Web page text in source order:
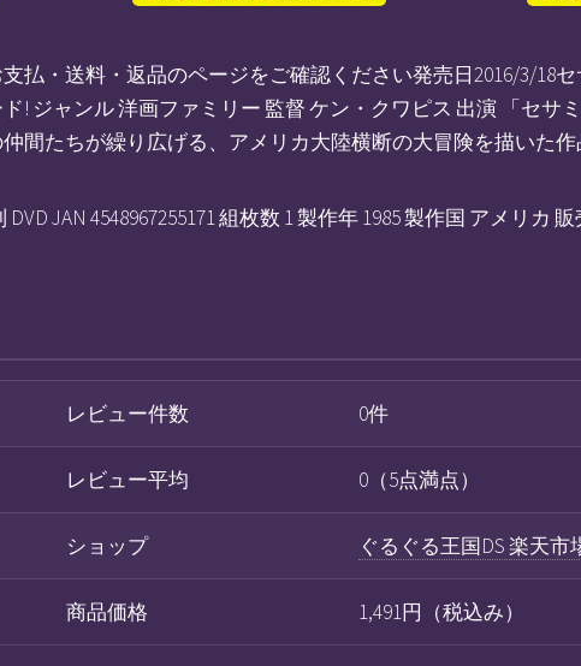
払・送料・返品のページをご確認ください発売日2016/3/18
! ジャンル 洋画ファミリー 監督 ケン・クワピス 出演 「セサ
間たちが繰り広げる、アメリカ大陸横断の大冒険を描いた
JAN 4548967255171 組枚数 1 製作年 1985 製作国 アメリカ
レビュー件数 0件
レビュー平均 0（5点満点）
ショップ ぐるぐる王国DS 楽天市
商品価格 1,491円（税込み）